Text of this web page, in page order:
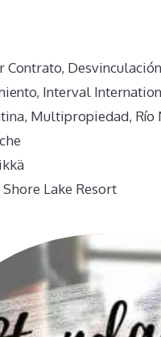
Contrato, Desvinculación
, Interval
, Multipropiedad, Río
Lake Resort